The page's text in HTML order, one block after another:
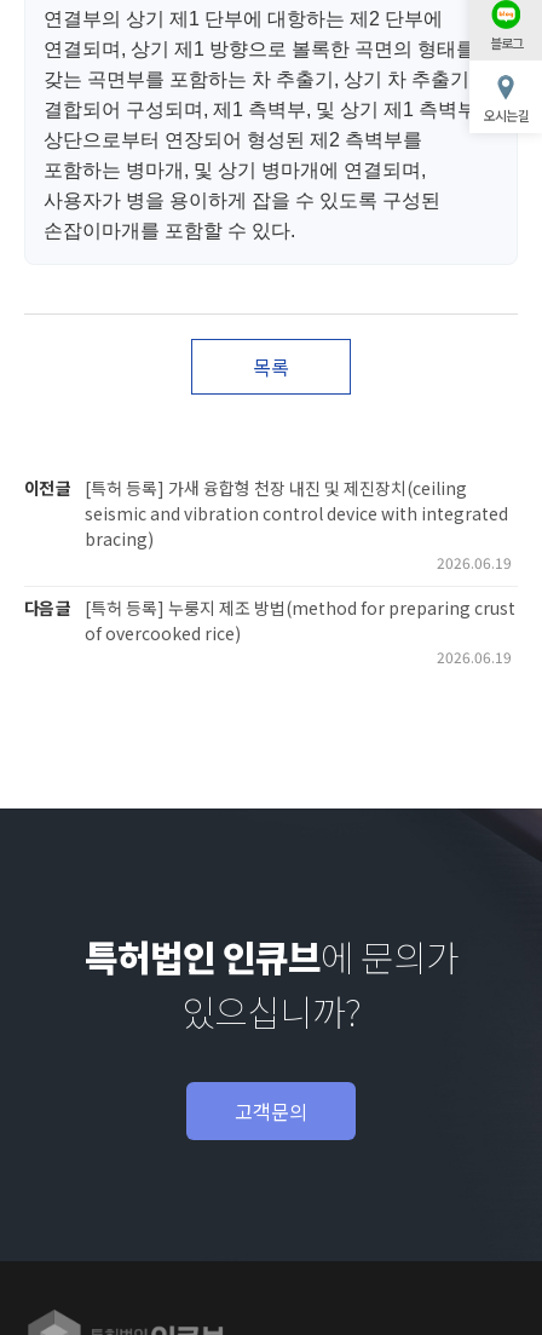
연결부의 상기 제1 단부에 대항하는 제2 단부에
연결되며, 상기 제1 방향으로 볼록한 곡면의 형태를
갖는 곡면부를 포함하는 차 추출기, 상기 차 추출기가
결합되어 구성되며, 제1 측벽부, 및 상기 제1 측벽부의
상단으로부터 연장되어 형성된 제2 측벽부를
포함하는 병마개, 및 상기 병마개에 연결되며,
사용자가 병을 용이하게 잡을 수 있도록 구성된
손잡이마개를 포함할 수 있다.
목록
이전 글
[특허 등록] 가새 융합형 천장 내진 및 제진장치(ceiling
seismic and vibration control device with integrated
bracing)
2026.06.19
다음 글
[특허 등록] 누룽지 제조 방법(method for preparing crust
of overcooked rice)
2026.06.19
특허법인 인큐브에 문의가
있으십니까?
고객문의
블로그
오시는 길